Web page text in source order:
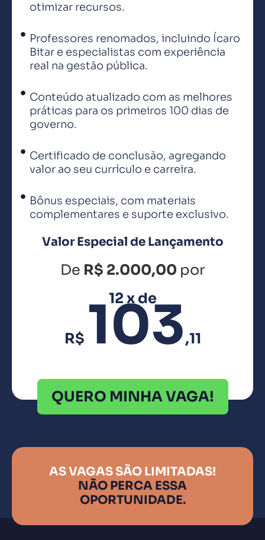
otimizar recursos.
Professores renomados, incluindo Ícaro
Bitar e especialistas com experiência
real na gestão pública.
Conteúdo atualizado com as melhores
práticas para os primeiros 100 dias de
governo.
Certificado de conclusão, agregando
valor ao seu currículo e carreira.
Bônus especiais, com materiais
complementares e suporte exclusivo.
Valor Especial de Lançamento
De R$ 2.000,00 por
12 x de
R$ 103,11
QUERO MINHA VAGA!
AS VAGAS SÃO LIMITADAS!
NÃO PERCA ESSA
OPORTUNIDADE.